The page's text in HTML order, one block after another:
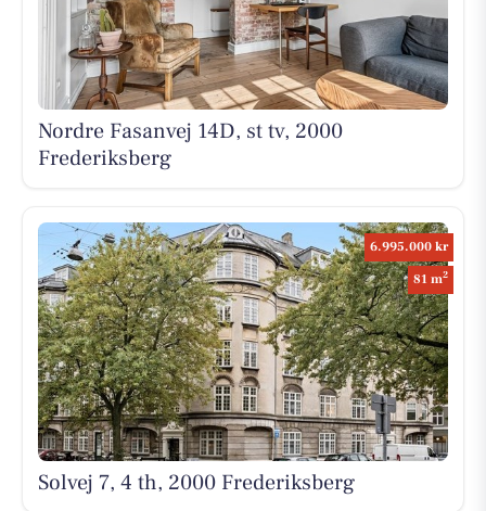
Nordre Fasanvej 14D, st tv, 2000
Frederiksberg
6.995.000 kr
81 m2
Solvej 7, 4 th, 2000 Frederiksberg